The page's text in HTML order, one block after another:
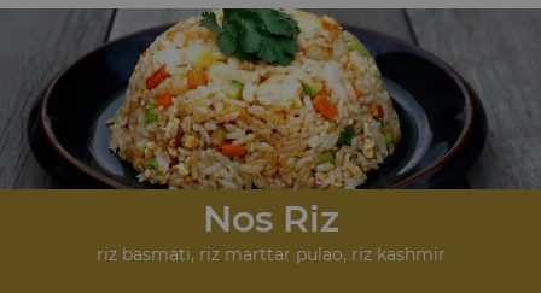
Nos Riz
riz basmati, riz marttar pulao, riz kashmir